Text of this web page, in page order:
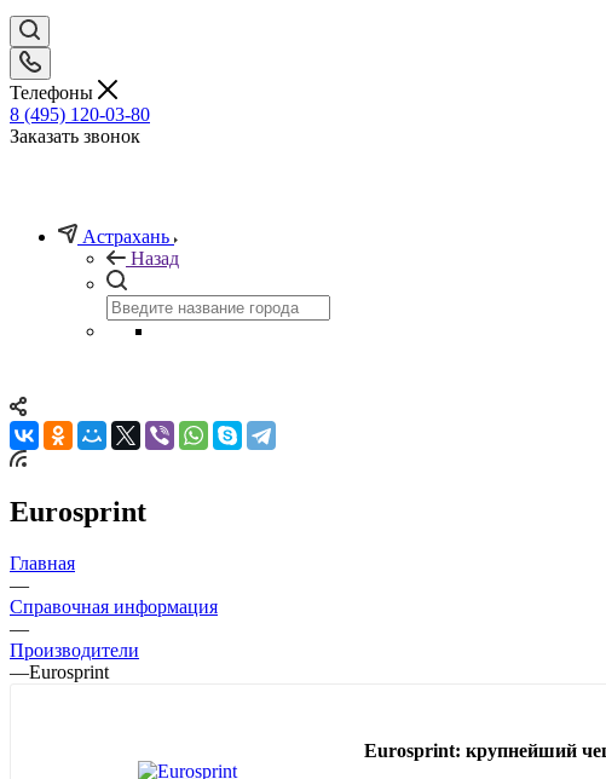
Телефоны
8 (495) 120-03-80
Заказать звонок
Астрахань
Назад
Eurosprint
Главная
—
Справочная информация
—
Производители
—Eurosprint
Eurosprint: крупнейший